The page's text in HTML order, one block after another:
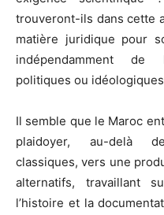
trouveront-ils dans cette
matière juridique pour
indépendamment de
politiques ou
Il semble que le Maroc
plaidoyer, au-delà
classiques, vers une
alternatifs, travaillant
l’histoire et la